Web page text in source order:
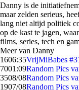
Danny is de
maar zelden serieus,
lang niet altijd politiek
op de kast te jagen,
films, series, tech en
Meer van Danny
1606:35VrijMiBabes
7001:09Random Pics
3508/08Random Pics
1907/08Random Pics